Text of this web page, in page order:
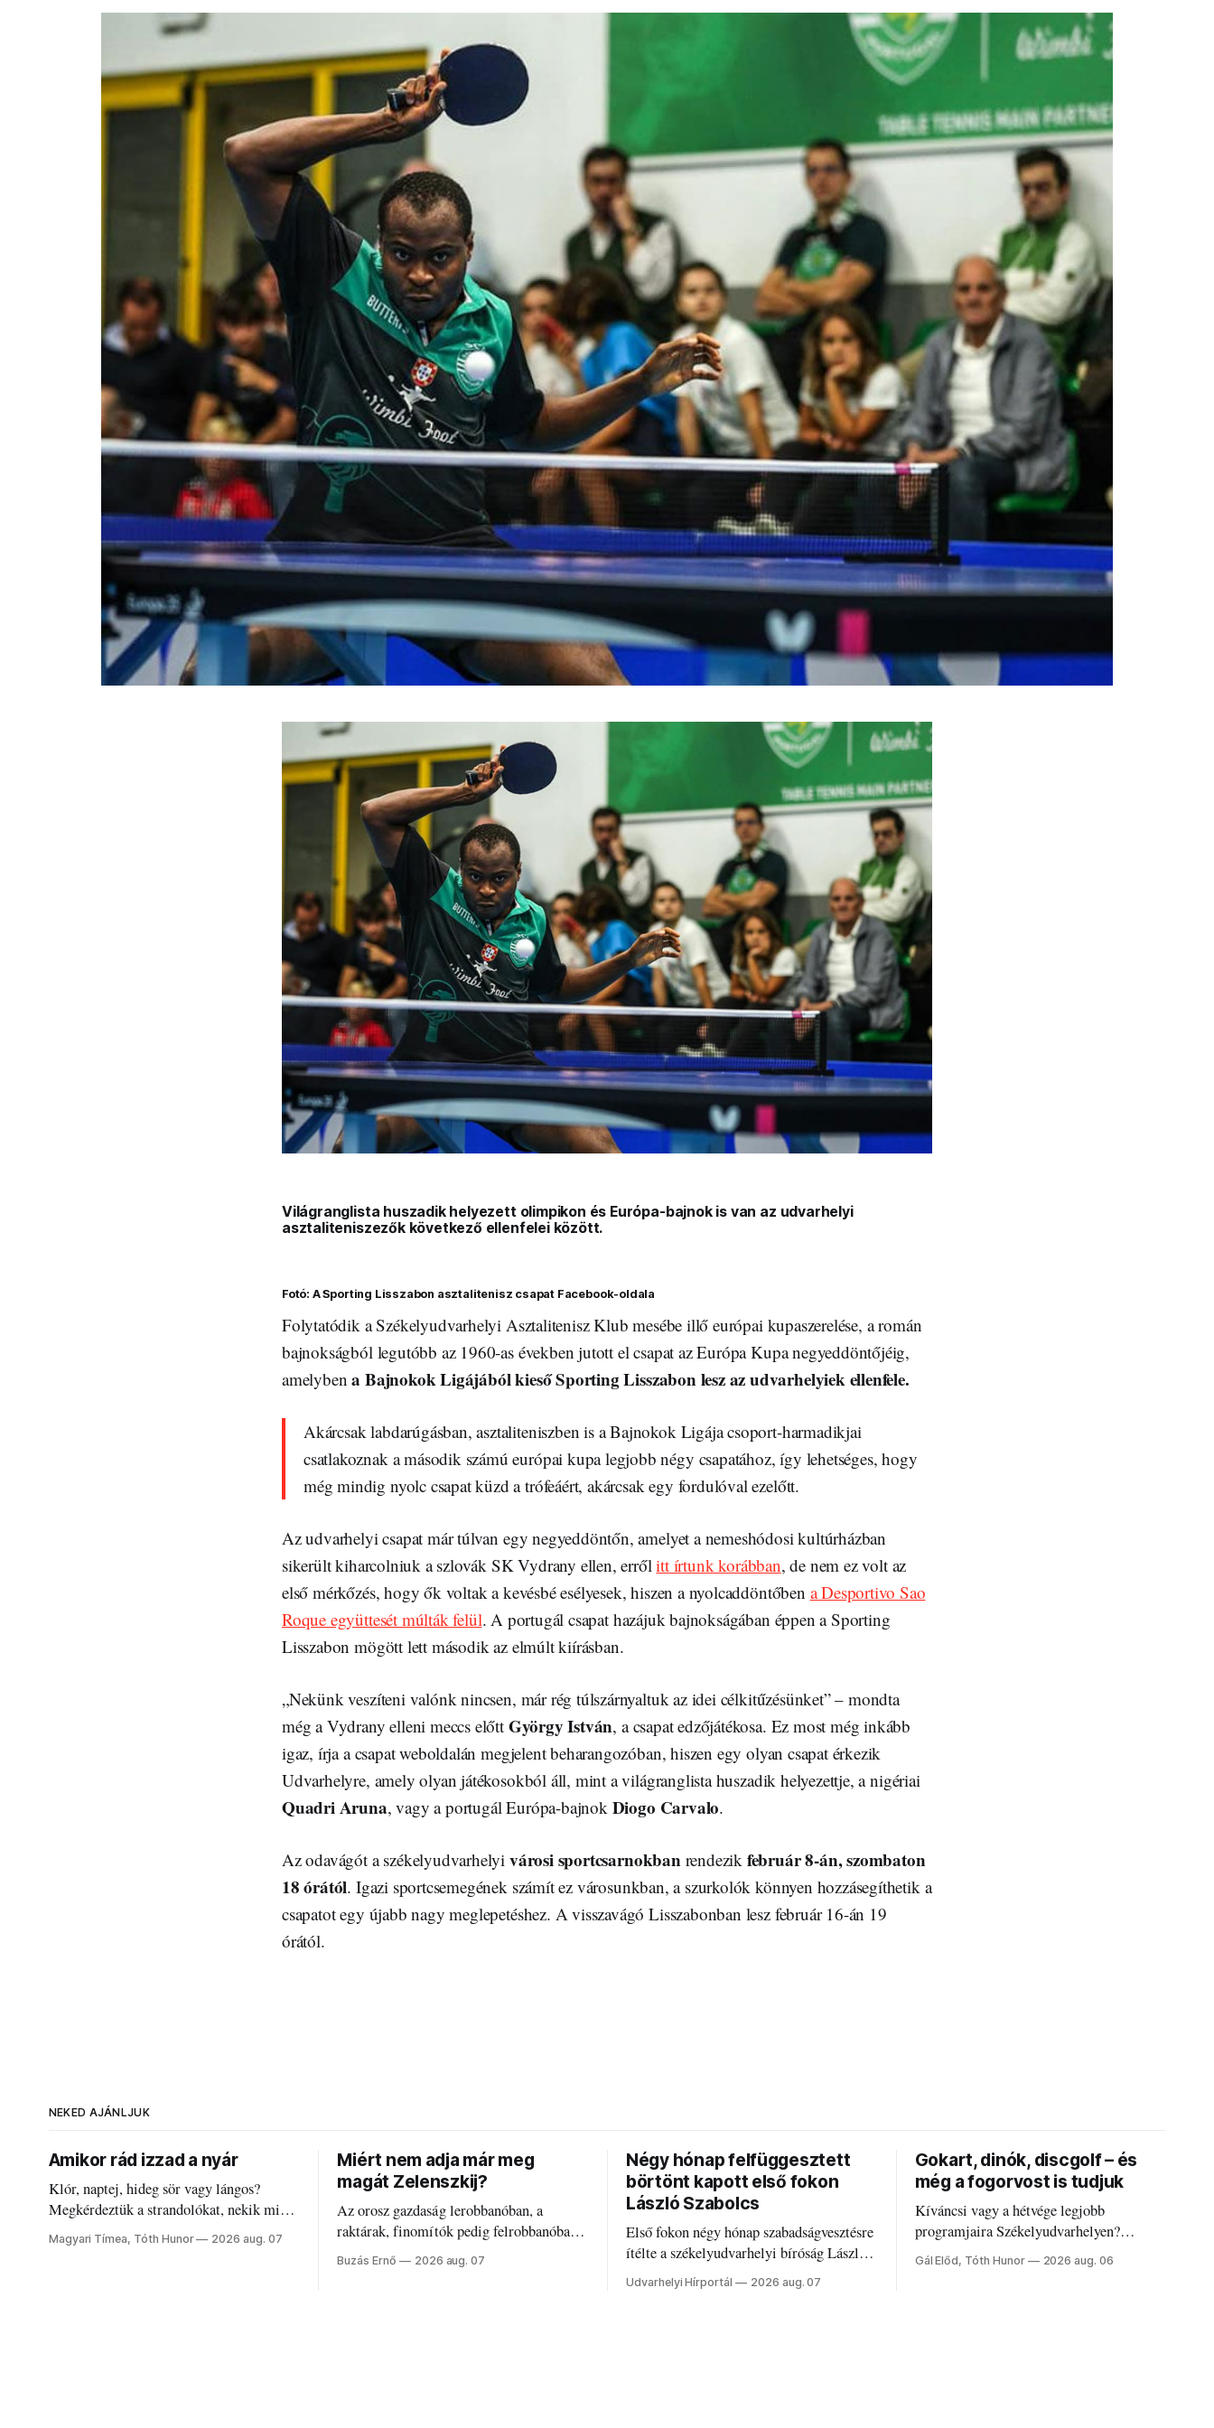
Világranglista huszadik helyezett olimpikon és Európa-bajnok is van az udvarhelyi
asztaliteniszezők következő ellenfelei között.
Fotó: A Sporting Lisszabon asztalitenisz csapat Facebook-oldala
Folytatódik a Székelyudvarhelyi Asztalitenisz Klub mesébe illő európai kupaszerelése, a román
bajnokságból legutóbb az 1960-as években jutott el csapat az Európa Kupa negyeddöntőjéig,
amelybena Bajnokok Ligájából kieső Sporting Lisszabon lesz az udvarhelyiek ellenfele.
Akárcsak labdarúgásban, asztaliteniszben is a Bajnokok Ligája csoport-harmadikjai
csatlakoznak a második számú európai kupa legjobb négy csapatához, így lehetséges, hogy
még mindig nyolc csapat küzd a trófeáért, akárcsak egy fordulóval ezelőtt.
Az udvarhelyi csapat már túlvan egy negyeddöntőn, amelyet a nemeshódosi kultúrházban
sikerült kiharcolniuk a szlovák SK Vydrany ellen, errőlitt írtunk korábban, de nem ez volt az
első mérkőzés, hogy ők voltak a kevésbé esélyesek, hiszen a nyolcaddöntőben a Desportivo Sao
Roque együttesét múlták felül. A portugál csapat hazájuk bajnokságában éppen a Sporting
Lisszabon mögött lett második az elmúlt kiírásban.
„Nekünk veszíteni valónk nincsen, már rég túlszárnyaltuk az idei célkitűzésünket” – mondta
még a Vydrany elleni meccs előtt György István, a csapat edzőjátékosa. Ez most még inkább
igaz, írja a csapat weboldalán megjelent beharangozóban, hiszen egy olyan csapat érkezik
Udvarhelyre, amely olyan játékosokból áll, mint a világranglista huszadik helyezettje, a nigériai
Quadri Aruna, vagy a portugál Európa-bajnok Diogo Carvalo.
Az odavágót a székelyudvarhelyi városi sportcsarnokban rendezik február 8-án, szombaton
18 órától. Igazi sportcsemegének számít ez városunkban, a szurkolók könnyen hozzásegíthetik a
csapatot egy újabb nagy meglepetéshez. A visszavágó Lisszabonban lesz február 16-án 19
órától.
NEKED AJÁNLJUK
Amikor rád izzad a nyár
Klór, naptej, hideg sör vagy lángos?
Megkérdeztük a strandolókat, nekik mi
jelenti a nyarat, és hogyan bírják a
kánikulát.
Magyari Tímea, Tóth Hunor 2026 aug. 07
Miért nem adja már meg
magát Zelenszkij?
Az orosz gazdaság lerobbanóban, a
raktárak, finomítók pedig felrobbanóban.
Akárcsak az ukrán népharag, amikor
elégedetlen vezetőivel.
Buzás Ernő 2026 aug. 07
Négy hónap felfüggesztett
börtönt kapott első fokon
László Szabolcs
Első fokon négy hónap szabadságvesztésre
ítélte a székelyudvarhelyi bíróság László
Szabolcsot.
Udvarhelyi Hírportál 2026 aug. 07
Gokart, dinók, discgolf – és
még a fogorvost is tudjuk
Kíváncsi vagy a hétvége legjobb
programjaira Székelyudvarhelyen?
Nálunk megtalálod őket – sőt, ha baj van a
fogaddal, a fogorvosi ügyeletet is!
Gál Előd, Tóth Hunor 2026 aug. 06